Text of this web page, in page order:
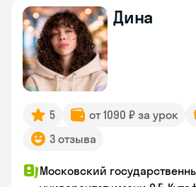
Дина
5 от 1090 ₽ за урок
3 отзыва
Московский